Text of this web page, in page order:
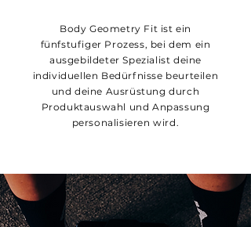
Body Geometry Fit ist ein
fünfstufiger Prozess, bei dem ein
ausgebildeter Spezialist deine
individuellen Bedürfnisse beurteilen
und deine Ausrüstung durch
Produktauswahl und Anpassung
personalisieren wird.